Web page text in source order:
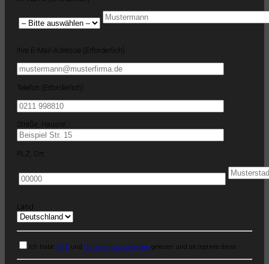
Ihre E-Mail-Adresse (Erforderlich)
Telefon (Erforderlich)
Straße, Hausnr.:
PLZ, Ort:
Land:
Ich habe AGB und Datenschutzvorgaben gelesen und akzeptiere diese.